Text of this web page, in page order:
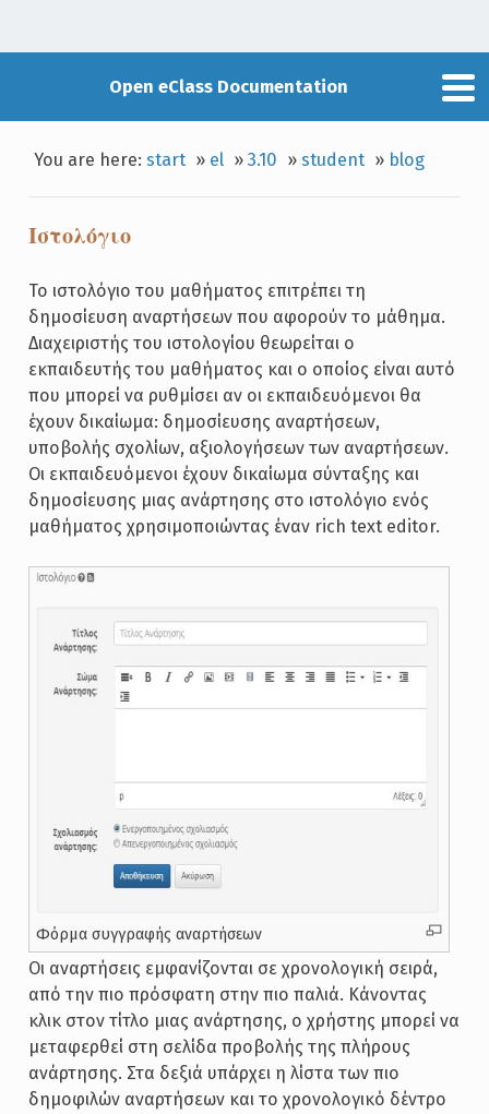
Open eClass Documentation
You are here:start » el »3.10 »student » blog
Ιστολόγιο
Το ιστολόγιο του μαθήματος επιτρέπει τη
δημοσίευση αναρτήσεων που αφορούν το μάθημα.
Διαχειριστής του ιστολογίου θεωρείται ο
εκπαιδευτής του μαθήματος και ο οποίος είναι αυτό
που μπορεί να ρυθμίσει αν οι εκπαιδευόμενοι θα
έχουν δικαίωμα: δημοσίευσης αναρτήσεων,
υποβολής σχολίων, αξιολογήσεων των αναρτήσεων.
Οι εκπαιδευόμενοι έχουν δικαίωμα σύνταξης και
δημοσίευσης μιας ανάρτησης στο ιστολόγιο ενός
μαθήματος χρησιμοποιώντας έναν rich text editor.
Φόρμα συγγραφής αναρτήσεων
Οι αναρτήσεις εμφανίζονται σε χρονολογική σειρά,
από την πιο πρόσφατη στην πιο παλιά. Κάνοντας
κλικ στον τίτλο μιας ανάρτησης, ο χρήστης μπορεί να
μεταφερθεί στη σελίδα προβολής της πλήρους
ανάρτησης. Στα δεξιά υπάρχει η λίστα των πιο
δημοφιλών αναρτήσεων και το χρονολογικό δέντρο